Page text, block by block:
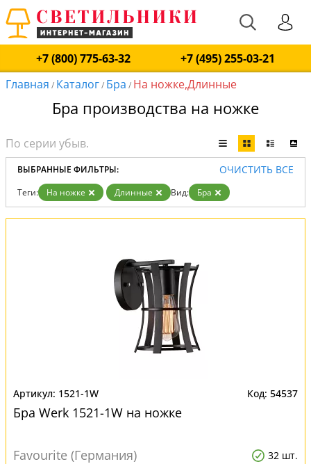
+7 (800) 775-63-32
+7 (495) 255-03-21
Главная / Каталог/ Бра / На ножке,Длинные
Бра производства на ножке
ВЫБРАННЫЕ ФИЛЬТРЫ: ОЧИСТИТЬ ВСЕ
Теги: На ножке Длинные Вид: Бра
1521-1W 54537
Бра Werk 1521-1W на ножке
Favourite (Германия) 32 шт.